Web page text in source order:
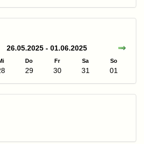
26.05.2025 - 01.06.2025
Do Fr Sa So
29 30 31 01